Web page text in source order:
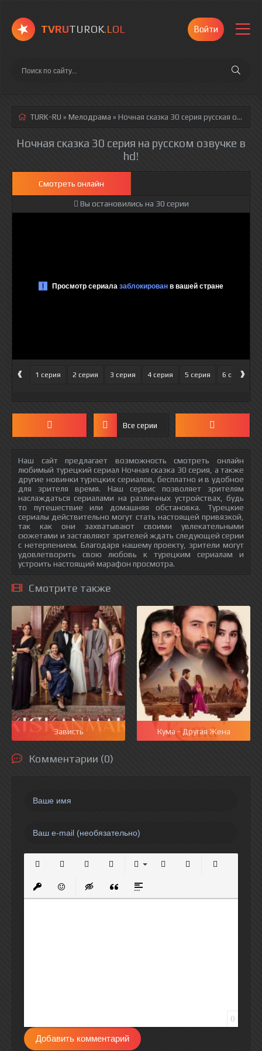
TVRUTUROK.LOL Войти
TURK-RU » Мелодрама » Ночная сказка 30 серия русская озвучка полностью смотреть онлайн!
Ночная сказка 30 серия на русском озвучке в
hd!
Смотреть онлайн
Вы остановились на 30 серии
‹ 1 серия 2 серия 3 серия 4 серия 5 серия 6 серия
›
Все серии
Наш сайт предлагает возможность смотреть онлайн
любимый турецкий сериал Ночная сказка 30 серия, а также
другие новинки турецких сериалов, бесплатно и в удобное
для зрителя время. Наш сервис позволяет зрителям
наслаждаться сериалами на различных устройствах, будь
то путешествие или домашняя обстановка. Турецкие
сериалы действительно могут стать настоящей привязкой,
так как они захватывают своими увлекательными
сюжетами и заставляют зрителей ждать следующей серии
с нетерпением. Благодаря нашему проекту, зрители могут
удовлетворить свою любовь к турецким сериалам и
устроить настоящий марафон просмотра.
Смотрите также
Зависть Кума - Другая Жена
Комментарии (0)
Вставить защищенную ссылку
Вставить смайлик
Вставка скрытого текста
Вставка цитаты
Вставка спойлера
0
Добавить комментарий